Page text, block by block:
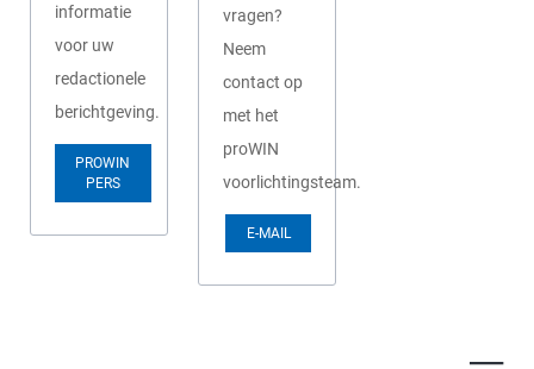
informatie
voor uw
redactionele
berichtgeving.
PROWIN
PERS
vragen?
Neem
contact op
met het
proWIN
voorlichtingsteam.
E-MAIL